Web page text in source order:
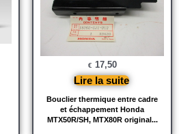
Bouclier thermique entre cadre
et échappement Honda
MTX50R/SH, MTX80R original...
€ 17,50
Lire la suite